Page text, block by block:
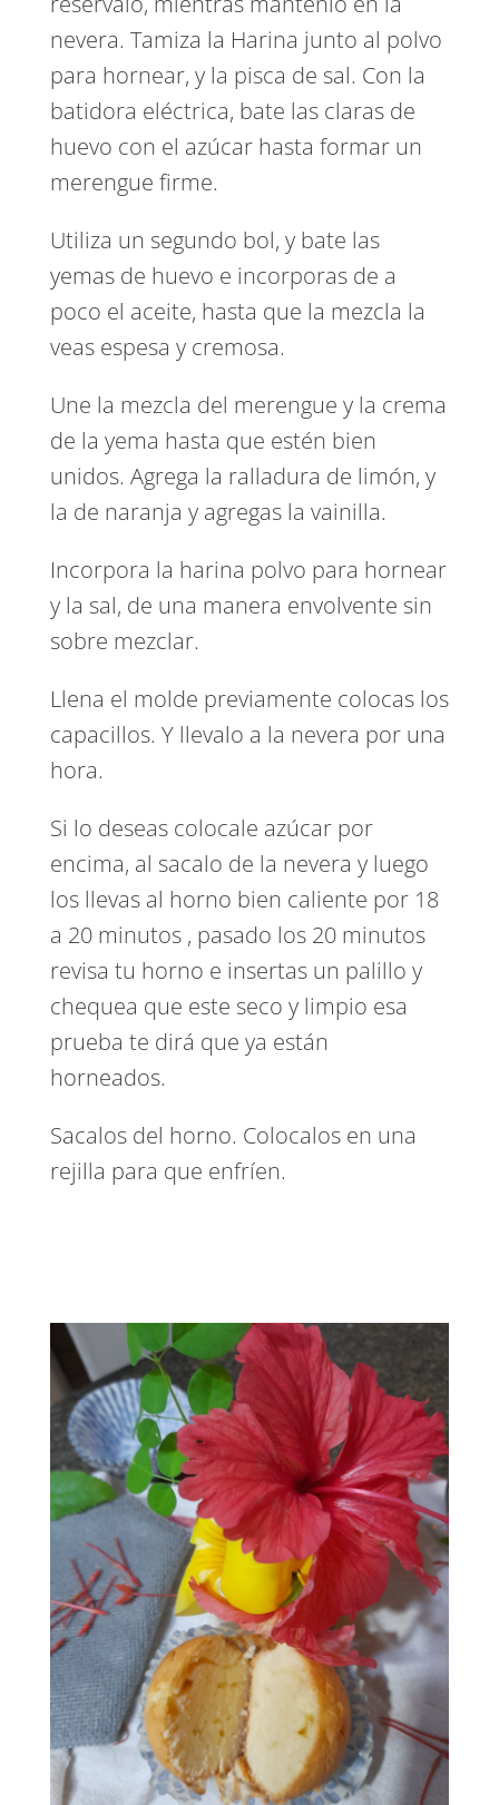
nevera. Tamiza la Harina junto al polvo
para hornear, y la pisca de sal. Con la
batidora eléctrica, bate las claras de
huevo con el azúcar hasta formar un
merengue firme.
Utiliza un segundo bol, y bate las
yemas de huevo e incorporas de a
poco el aceite, hasta que la mezcla la
veas espesa y cremosa.
Une la mezcla del merengue y la crema
de la yema hasta que estén bien
unidos. Agrega la ralladura de limón, y
la de naranja y agregas la vainilla.
Incorpora la harina polvo para hornear
y la sal, de una manera envolvente sin
sobre mezclar.
Llena el molde previamente colocas los
capacillos. Y llevalo a la nevera por una
hora.
Si lo deseas colocale azúcar por
encima, al sacalo de la nevera y luego
los llevas al horno bien caliente por 18
a 20 minutos , pasado los 20 minutos
revisa tu horno e insertas un palillo y
chequea que este seco y limpio esa
prueba te dirá que ya están
horneados.
Sacalos del horno. Colocalos en una
rejilla para que enfríen.